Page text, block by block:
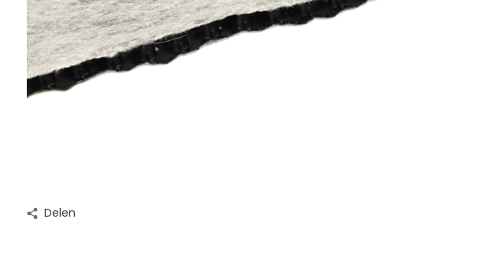
Delen